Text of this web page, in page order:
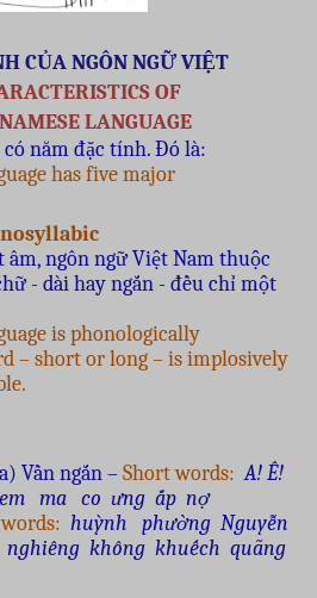
CỦA NGÔN NGỮ VIỆT
OF
LANGUAGE
năm đặc tính. Đó là:
has five major
ngôn ngữ Việt Nam thuộc
- dài hay ngắn - đều chỉ một
is phonologically
– short or long – is implosively
a) Vần ngắn –Short words: A! Ê!
em ma co ưng ắp nợ
huỳnh phường Nguyễn
không khuếch quãng